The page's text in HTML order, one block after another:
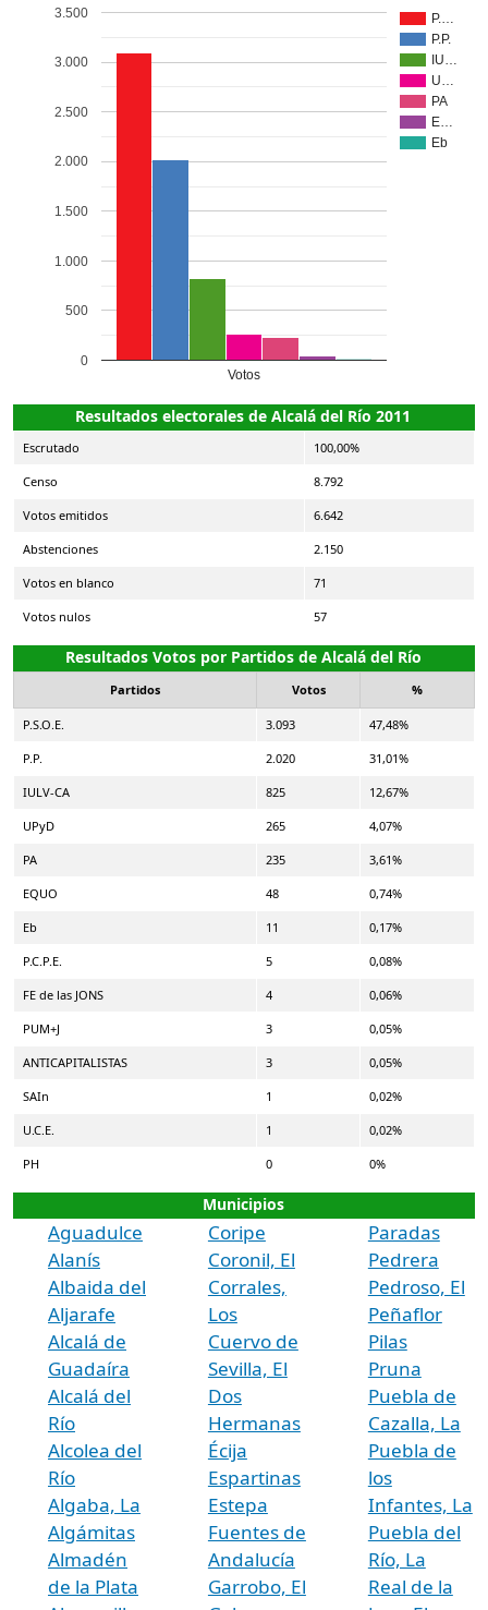
P.…
P.P.
IU…
U…
PA
E…
Eb
Votos
0
500
1.000
1.500
2.000
2.500
3.000
3.500
Resultados electorales de Alcalá del Río 2011
Escrutado 100,00%
Censo 8.792
Votos emitidos 6.642
Abstenciones 2.150
Votos en blanco 71
Votos nulos 57
Resultados Votos por Partidos de Alcalá del Río
Partidos Votos %
P.S.O.E. 3.093 47,48%
P.P. 2.020 31,01%
IULV-CA 825 12,67%
UPyD 265 4,07%
PA 235 3,61%
EQUO 48 0,74%
Eb 11 0,17%
P.C.P.E. 5 0,08%
FE de las JONS 4 0,06%
PUM+J 3 0,05%
ANTICAPITALISTAS 3 0,05%
SAIn 1 0,02%
U.C.E. 1 0,02%
PH 0 0%
Municipios
Aguadulce
Alanís
Albaida del
Aljarafe
Alcalá de
Guadaíra
Alcalá del
Río
Alcolea del
Río
Algaba, La
Algámitas
Almadén
de la Plata
Coripe
Coronil, El
Corrales,
Los
Cuervo de
Sevilla, El
Dos
Hermanas
Écija
Espartinas
Estepa
Fuentes de
Andalucía
Garrobo, El
Paradas
Pedrera
Pedroso, El
Peñaflor
Pilas
Pruna
Puebla de
Cazalla, La
Puebla de
los
Infantes, La
Puebla del
Río, La
Real de la